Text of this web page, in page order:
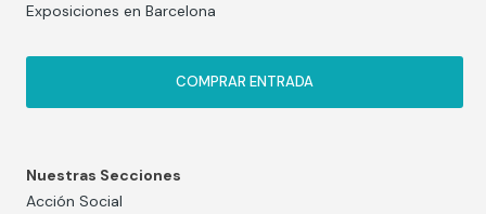
Exposiciones en Barcelona
COMPRAR ENTRADA
Nuestras Secciones
Acción Social